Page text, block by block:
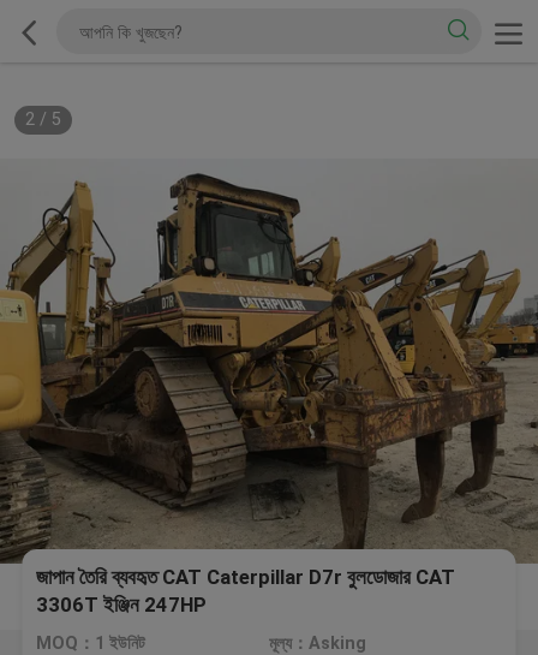
2/ 5
জাপান তৈরি ব্যবহৃত CAT Caterpillar D7r বুলডোজার CAT
3306T ইঞ্জিন 247HP
MOQ：1 ইউনিট মূল্য：Asking